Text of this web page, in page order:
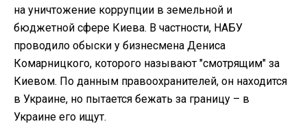
на уничтожение коррупции в земельной и
бюджетной сфере Киева. В частности, НАБУ
проводило обыски у бизнесмена Дениса
Комарницкого, которого называют "смотрящим" за
Киевом. По данным правоохранителей, он находится
в Украине, но пытается бежать за границу – в
Украине его ищут.